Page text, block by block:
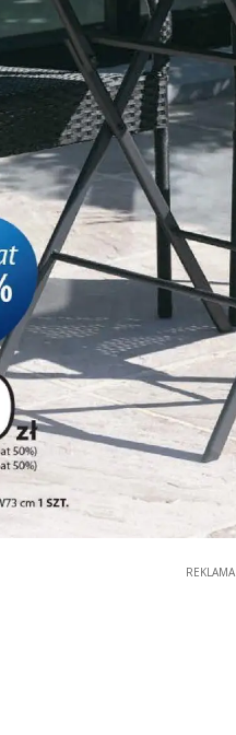
REKLAMA